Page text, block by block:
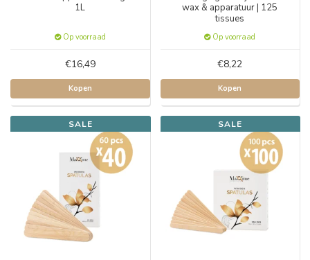
1L
Op voorraad
€16,49
Kopen
wax & apparatuur | 125
tissues
Op voorraad
€8,22
Kopen
SALE SALE